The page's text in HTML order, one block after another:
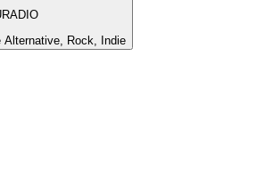
Alternative, Rock, Indie